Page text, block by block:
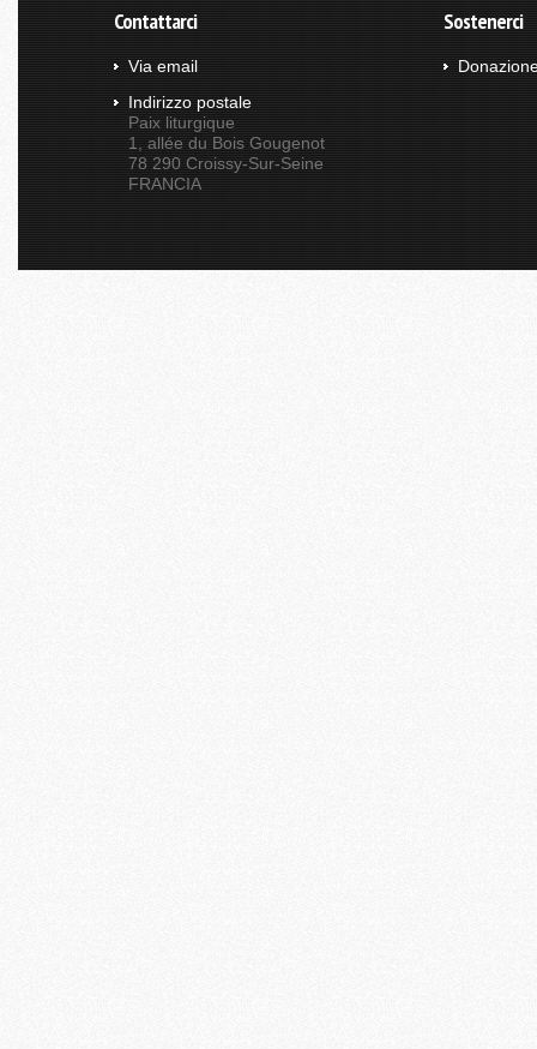
Contattarci
Via email
Indirizzo postale
Paix liturgique
1, allée du Bois Gougenot
78 290 Croissy-Sur-Seine
FRANCIA
Sostenerci